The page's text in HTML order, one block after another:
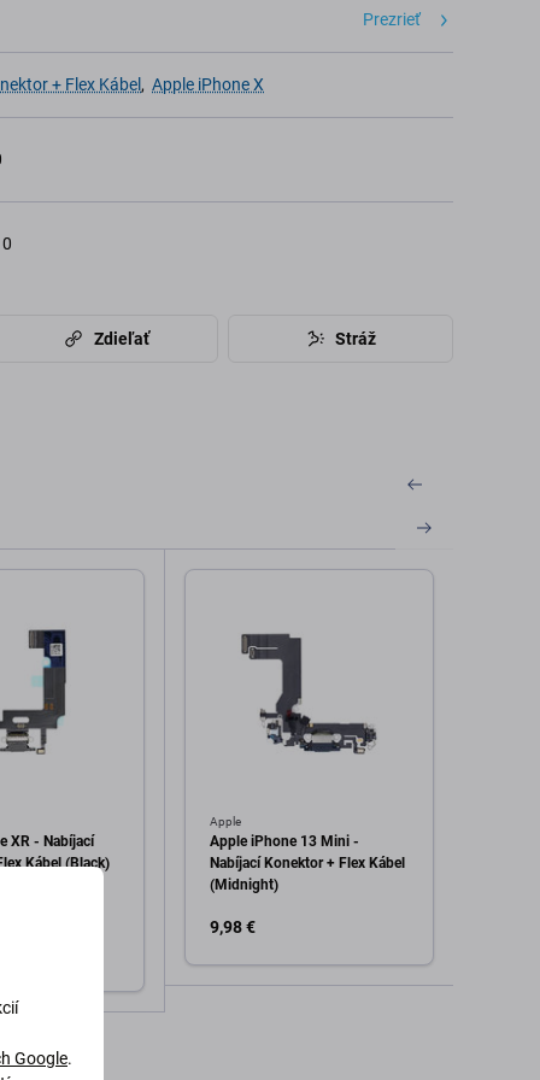
Prezrieť
+ Flex Kábel , Apple iPhone X
Zdieľať Stráž
XR - Nabíjací
Kábel (Black)
Apple
Apple iPhone 13 Mini -
Nabíjací Konektor + Flex Kábel
(Midnight)
9,98 €
Google.